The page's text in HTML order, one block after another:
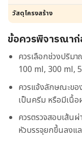
วัสดุโครงสร้าง
ข้อควรพิจารณาก่
ควรเลือกช่วงปริม
100 ml, 300 ml,
ควรแจ้งลักษณะขอ
เป็นครีม หรือมีเนื้อ
ควรตรวจสอบเส้น
หัวบรรจุยกขึ้นลงแ